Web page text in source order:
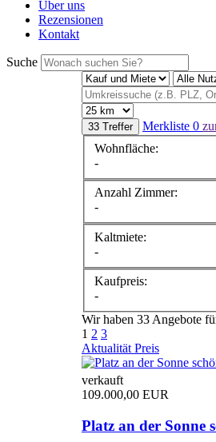
Über uns
Rezensionen
Kontakt
Suche
33 Treffer Merkliste 0
Wohnfläche:
-
Anzahl Zimmer:
-
Kaltmiete:
-
Kaufpreis:
-
Wir haben 33 Angebote
1 2 3
Aktualität Preis
verkauft
109.000,00 EUR
Platz an der Sonne